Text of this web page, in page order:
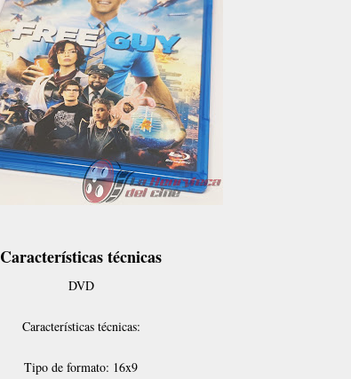
Características técnicas
DVD
Características técnicas:
Tipo de formato: 16x9